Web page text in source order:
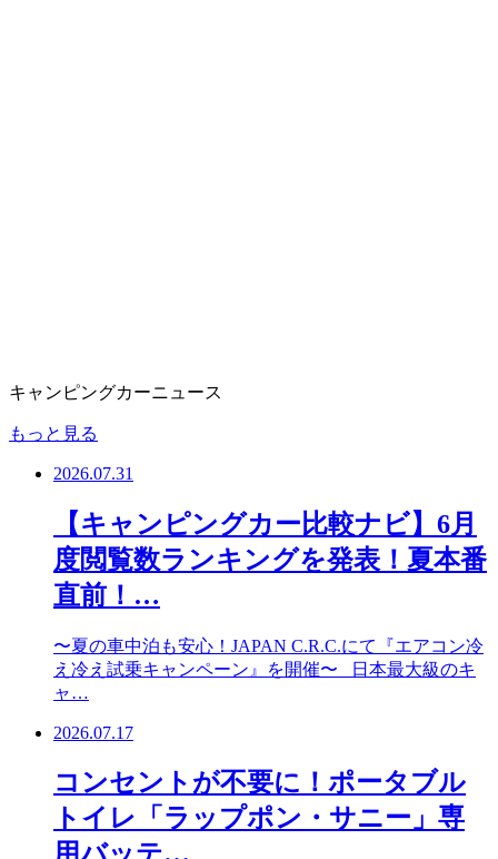
キャンピングカーニュース
もっと見る
2026.07.31
【キャンピングカー比較ナビ】6月
度閲覧数ランキングを発表！夏本番
直前！…
〜夏の車中泊も安心！JAPAN C.R.C.にて『エアコン冷
え冷え試乗キャンペーン』を開催〜 日本最大級のキ
ャ…
2026.07.17
コンセントが不要に！ポータブル
トイレ「ラップポン・サニー」専